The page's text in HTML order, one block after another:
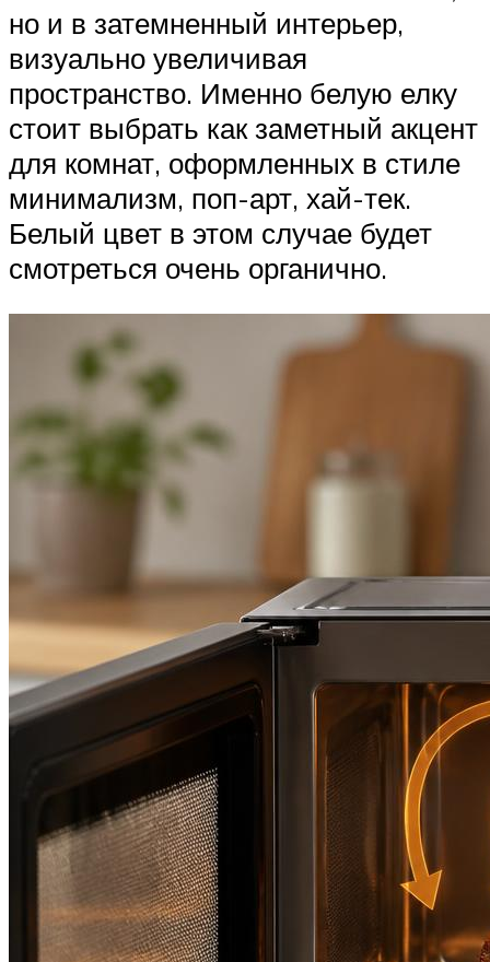
но и в затемненный интерьер,
визуально увеличивая
пространство. Именно белую елку
стоит выбрать как заметный акцент
для комнат, оформленных в стиле
минимализм, поп-арт, хай-тек.
Белый цвет в этом случае будет
смотреться очень органично.